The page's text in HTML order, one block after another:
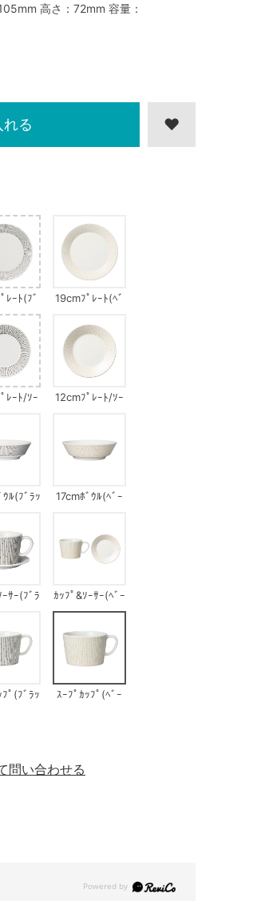
高さ：72mm 容量：
ﾚｰﾄ(ﾌﾞ
ｸ)
19cmﾌﾟﾚｰﾄ(ﾍﾞ
ﾚｰﾄ/ｿｰ
12cmﾌﾟﾚｰﾄ/ｿｰ
ｳﾙ(ﾌﾞﾗｯ
17cmﾎﾞｳﾙ(ﾍﾞｰ
ｻｰ(ﾌﾞﾗ
ｶｯﾌﾟ&ｿｰｻｰ(ﾍﾞｰ
ｼﾞｭ)
ﾌﾟ(ﾌﾞﾗｯ
ｽｰﾌﾟｶｯﾌﾟ(ﾍﾞｰ
る
問い合わせる